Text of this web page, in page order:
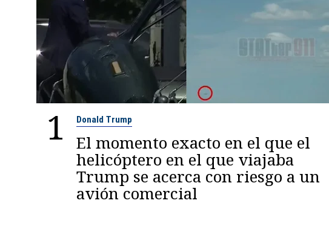
1 Donald Trump
El momento exacto en el que el
helicóptero en el que viajaba
Trump se acerca con riesgo a un
avión comercial